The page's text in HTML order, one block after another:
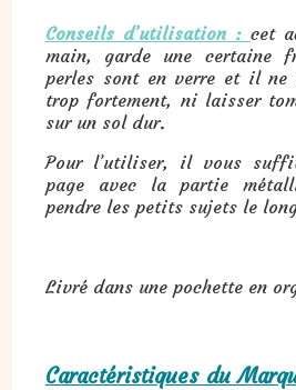
Conseils d’utilisation :cet
main, garde une certaine
perles sont en verre et il ne
trop fortement, ni laisser
sur un sol dur.
Pour l’utiliser, il vous
page avec la partie
pendre les petits sujets le
Livré dans une pochette en
Caractéristiques du